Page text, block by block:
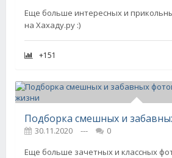
Еще больше интересных и
на Хахаду.ру :)
+151
30.11.2020 ---
0
Еще больше зачетных и классных